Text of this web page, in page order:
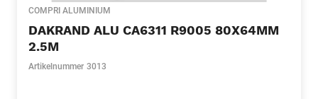
COMPRI ALUMINIUM
DAKRAND ALU CA6311 R9005 80X64MM
2.5M
Artikelnummer 3013